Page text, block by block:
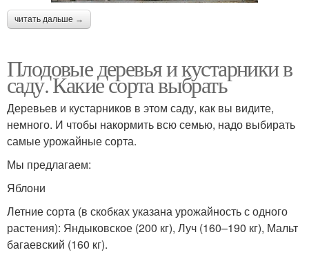
читать дальше →
Плодовые деревья и кустарники в
саду. Какие сорта выбрать
Деревьев и кустарников в этом саду, как вы видите,
немного. И чтобы накормить всю семью, надо выбирать
самые урожайные сорта.
Мы предлагаем:
Яблони
Летние сорта (в скобках указана урожайность с одного
растения): Яндыковское (200 кг), Луч (160–190 кг), Мальт
багаевский (160 кг).